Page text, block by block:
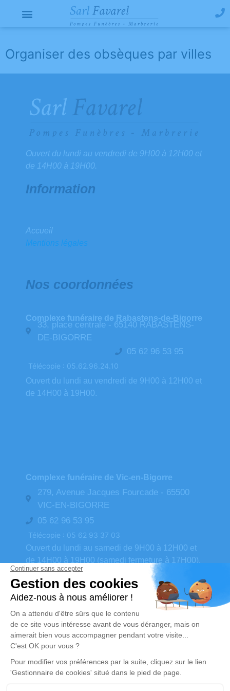
Organiser des obsèques par villes
Ouvert du lundi au vendredi de 9H00 à 12H00 et
de 14H00 à 19H00.
Information
Accueil
Mentions légales
Nos coordonnées
Complexe funéraire de Rabastens-de-Bigorre
33, place centrale - 65140 RABASTENS-
DE-BIGORRE
05 62 96 53 95
Télécopie : 05.62.96.24.10
Ouvert du lundi au vendredi de 9H00 à 12H00 et
de 14H00 à 19H00.
Complexe funéraire de Vic-en-Bigorre
279, Avenue Jacques Fourcade - 65500
VIC-EN-BIGORRE
05 62 96 53 95
Télécopie : 05 62 93 37 03
Ouvert du lundi au samedi de 9H00 à 12H00 et
de 14H00 à 19H00 (samedi fermeture à 17H00).
contact@pompes-funebres-favarel.com
N° d'urgence : 06.80.73.42.88
Nouveaux produits |